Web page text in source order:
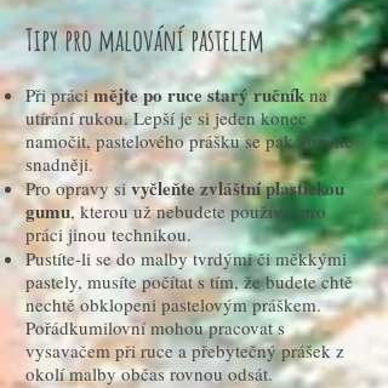
Tipy pro malování pastelem
Při prácimějte po ruce starý ručníkna
utírání rukou. Lepší je si jeden konec
namočit, pastelového prášku se pak zbavíte
snadněji.
Pro opravy sivyčleňte zvláštní plastickou
gumu, kterou už nebudete používat pro
práci jinou technikou.
Pustíte-li se do malby tvrdými či měkkými
pastely, musíte počítat s tím, že budete chtě
nechtě obklopeni pastelovým práškem.
Pořádkumilovní mohou pracovat s
vysavačem při ruce a přebytečný prášek z
okolí malby občas rovnou odsát.